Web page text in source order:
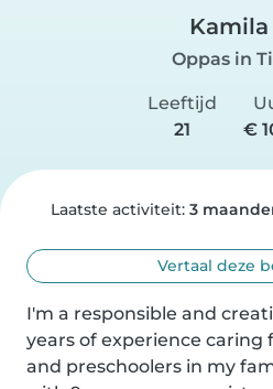
Kamila
Oppas in
Leeftijd
21
€
Laatste activiteit: 3
Vertaal deze
I'm a responsible and
years of experience caring
and preschoolers in my